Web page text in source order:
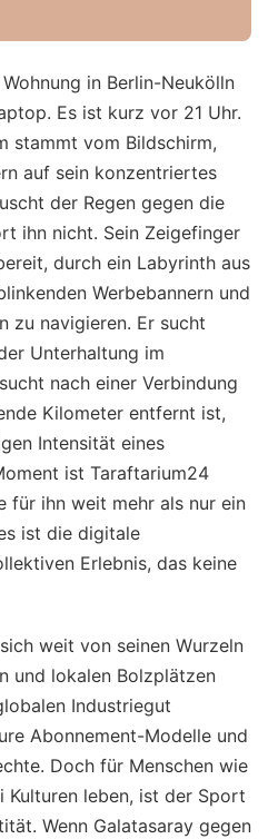
in Berlin-Neukölln
Es ist kurz vor 21 Uhr.
stammt vom Bildschirm,
auf sein konzentriertes
der Regen gegen die
ihn nicht. Sein Zeigefinger
durch ein Labyrinth aus
Werbebannern und
zu navigieren. Er sucht
Unterhaltung im
nach einer Verbindung
Kilometer entfernt ist,
Intensität eines
ist Taraftarium24
für ihn weit mehr als nur ein
ist die digitale
Erlebnis, das keine
weit von seinen Wurzeln
und lokalen Bolzplätzen
Industriegut
Abonnement-Modelle und
Doch für Menschen wie
Kulturen leben, ist der Sport
Wenn Galatasaray gegen